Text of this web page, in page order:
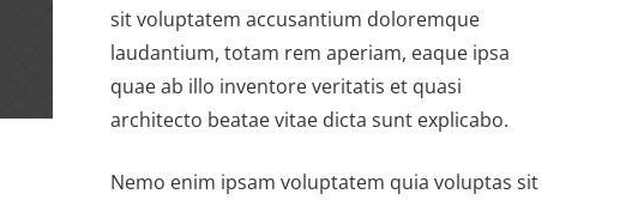
sit voluptatem accusantium doloremque
laudantium, totam rem aperiam, eaque ipsa
quae ab illo inventore veritatis et quasi
architecto beatae vitae dicta sunt explicabo.
Nemo enim ipsam voluptatem quia voluptas sit